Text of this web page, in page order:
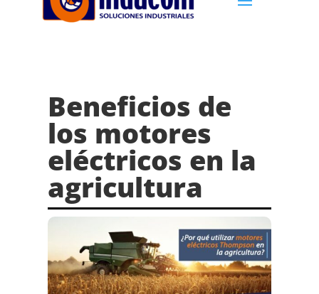
Beneficios de
los motores
eléctricos en la
agricultura